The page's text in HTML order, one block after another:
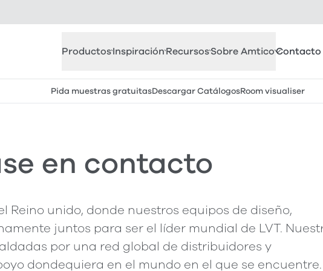
ProductosInspiraciónRecursosSobre AmticoContacto
Pida muestras gratuitasDescargar CatálogosRoom visualiser
en contacto
Reino unido, donde nuestros equipos de diseño,
juntos para ser el líder mundial de LVT.
por una red global de distribuidores y
dondequiera en el mundo en el que se encuentre.